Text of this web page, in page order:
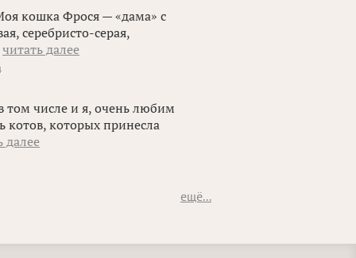
кошка Фрося — «дама» с
серебристо-серая,
читать далее
том числе и я, очень любим
котов, которых принесла
далее
ещё...